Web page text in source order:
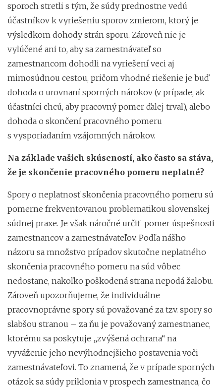
sporoch stretli s tým, že súdy prednostne vedú
účastníkov k vyriešeniu sporov zmierom, ktorý je
výsledkom dohody strán sporu. Zároveň nie je
vylúčené ani to, aby sa zamestnávateľ so
zamestnancom dohodli na vyriešení veci aj
mimosúdnou cestou, pričom vhodné riešenie je buď
dohoda o urovnaní sporných nárokov (v prípade, ak
účastníci chcú, aby pracovný pomer ďalej trval), alebo
dohoda o skončení pracovného pomeru
s vysporiadaním vzájomných nárokov.
Na základe vašich skúseností, ako často sa stáva,
že je skončenie pracovného pomeru neplatné?
Spory o neplatnosť skončenia pracovného pomeru sú
pomerne frekventovanou problematikou slovenskej
súdnej praxe. Je však náročné určiť pomer úspešnosti
zamestnancov a zamestnávateľov. Podľa nášho
názoru sa množstvo prípadov skutočne neplatného
skončenia pracovného pomeru na súd vôbec
nedostane, nakoľko poškodená strana nepodá žalobu.
Zároveň upozorňujeme, že individuálne
pracovnoprávne spory sú považované za tzv. spory so
slabšou stranou – za ňu je považovaný zamestnanec,
ktorému sa poskytuje „zvýšená ochrana“ na
vyváženie jeho nevýhodnejšieho postavenia voči
zamestnávateľovi. To znamená, že v prípade sporných
otázok sa súdy priklonia v prospech zamestnanca, čo